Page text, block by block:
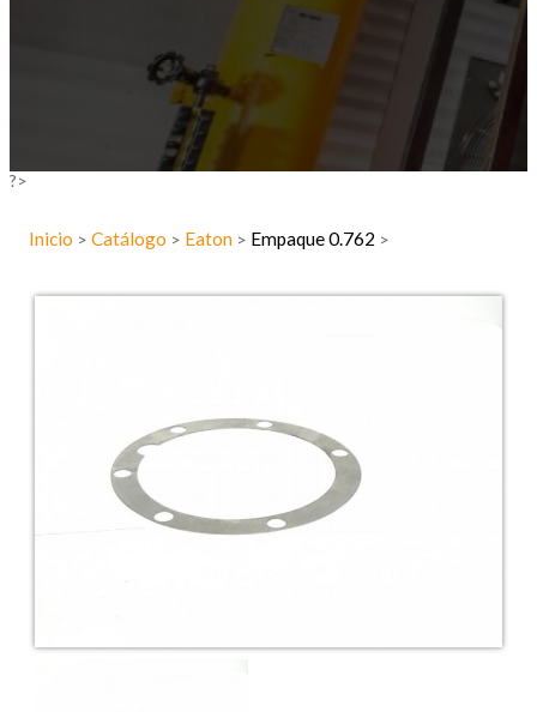
?>
Inicio > Catálogo > Eaton > Empaque 0.762 >